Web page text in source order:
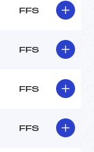
FFS
FFS
FFS
FFS